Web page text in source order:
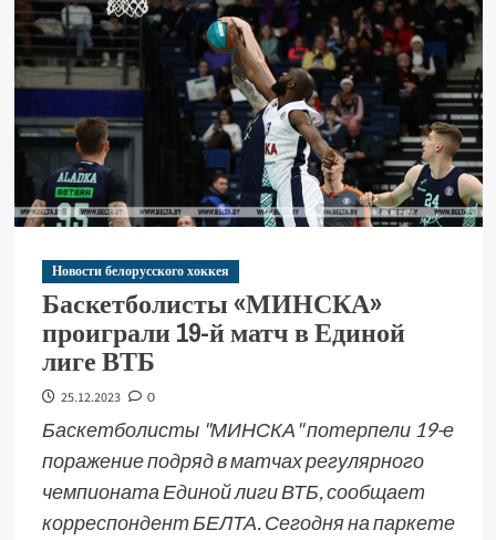
Новости белорусского хоккея
Баскетболисты «МИНСКА»
проиграли 19-й матч в Единой
лиге ВТБ
25.12.2023 0
Баскетболисты "МИНСКА" потерпели 19-е
поражение подряд в матчах регулярного
чемпионата Единой лиги ВТБ, сообщает
корреспондент БЕЛТА. Сегодня на паркете